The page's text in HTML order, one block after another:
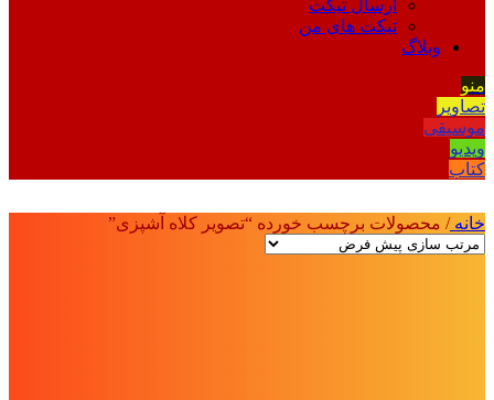
ارسال تیکت
تیکت های من
وبلاگ
منو
تصاویر
موسیقی
ویدیو
کتاب
خانه/ محصولات برچسب خورده “تصویر کلاه آشپزی”